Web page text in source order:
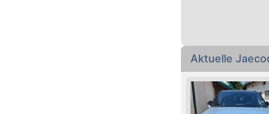
Aktuelle